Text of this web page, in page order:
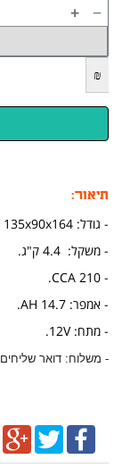
−
+
₪
תיאור:
- גודל: 135x90x164 מ"מ.
- משקל: 4.4 ק"ג.
- 210 CCA.
- אמפר: 14.7 AH.
- מתח: 12V.
- משלוח: דואר שליחים 70 ש"ח.